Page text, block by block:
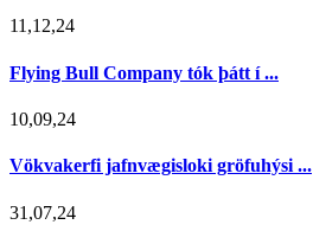
11,12,24
Flying Bull Company tók þátt í ...
10,09,24
Vökvakerfi jafnvægisloki gröfuhýsi ...
31,07,24